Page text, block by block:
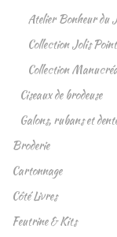
Atelier Bonheur du
Collection Jolis
Collection
Ciseaux de brodeuse
Galons, rubans et
Broderie
Cartonnage
Côté Livres
Feutrine & Kits